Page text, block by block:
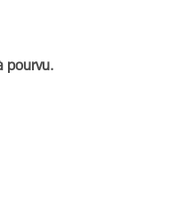
pourvu.